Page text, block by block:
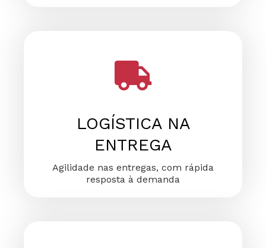
LOGÍSTICA NA
ENTREGA
Agilidade nas entregas, com rápida
resposta à demanda